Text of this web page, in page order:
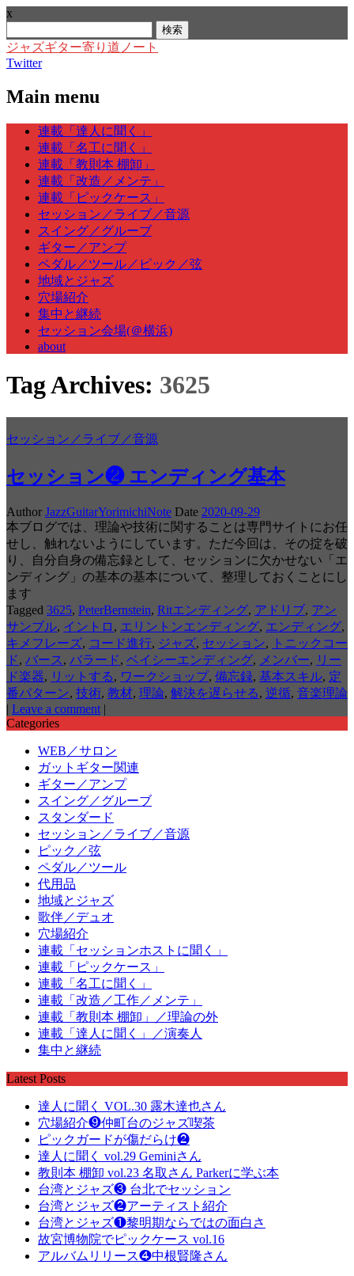
x
索:
ジャズギター寄り道ノート
Twitter
Main menu
Skip
content
連載「達人に聞く」
連載「名工に聞く」
連載「教則本 棚卸」
連載「改造／メンテ」
連載「ピックケース」
セッション／ライブ／音源
スイング／グルーブ
ギター／アンプ
ペダル／ツール／ピック／弦
地域とジャズ
穴場紹介
集中と継続
セッション会場(＠横浜)
about
Tag Archives: 3625
セッション／ライブ／音源
セッション❷ エンディング基本
Author JazzGuitarYorimichiNote Date 2020-09-29
本ブログでは、理論や技術に関することは専門サイトにお任
せし、触れないようにしています。ただ今回は、その掟を破
り、自分自身の備忘録として、セッションに欠かせない「エ
ンディング」の基本の基本について、整理しておくことにし
ます
Tagged 3625, PeterBernstein, Ritエンディング, アドリブ, アン
サンブル, イントロ , エリントンエンディング, エンディング,
キメフレーズ, コード進行, ジャズ, セッション,
トニックコー
ド, バース , バラード, ベイシーエンディング, メンバー, リー
ド楽器, リットする, ワークショップ, 備忘録, 基本スキル, 定
番パターン, 技術, 教材, 理論, 解決を遅らせる, 逆循, 音楽理論
| Leave a comment |
Categories
WEB／サロン
ガットギター関連
ギター／アンプ
スイング／グルーブ
スタンダード
セッション／ライブ／音源
ピック／弦
ペダル／ツール
代用品
地域とジャズ
歌伴／デュオ
穴場紹介
連載「セッションホストに聞く」
連載「ピックケース」
連載「名工に聞く」
連載「改造／工作／メンテ」
連載「教則本 棚卸」／理論の外
連載「達人に聞く」／演奏人
集中と継続
Latest Posts
達人に聞く VOL.30 露木達也さん
穴場紹介❾仲町台のジャズ喫茶
ピックガードが傷だらけ❷
達人に聞く vol.29 Geminiさん
教則本 棚卸 vol.23 名取さん Parkerに学ぶ本
台湾とジャズ❸ 台北でセッション
台湾とジャズ❷アーティスト紹介
台湾とジャズ❶黎明期ならではの面白さ
故宮博物院でピックケース vol.16
アルバムリリース❹中根賢隆さん